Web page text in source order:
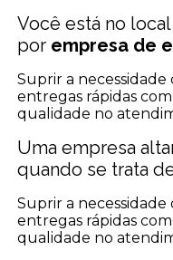
Você está no
por empresa de
Suprir a
entregas rápidas
qualidade no
Uma empresa
quando se trata
Suprir a
entregas rápidas
qualidade no